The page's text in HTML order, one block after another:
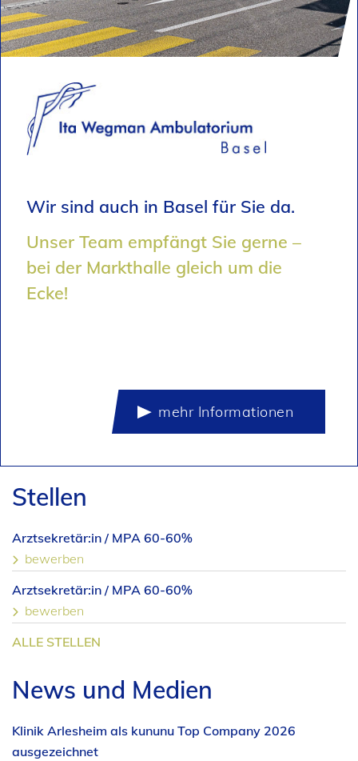
–
Dr. med. Ita Wegman
Wir feiern dieses Jahr den
Stellen
Arztsekretär:in / MPA 60-60%
bewerben
Arztsekretär:in / MPA 60-60%
bewerben
ALLE STELLEN
News und Medien
Klinik Arlesheim als kununu Top Company 2026
ausgezeichnet